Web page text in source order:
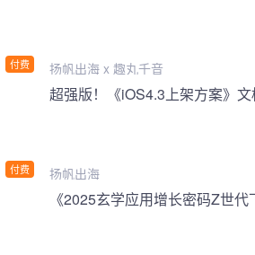
付费 扬帆出海 x 趣丸千音
付费 扬帆出海
《2025玄学应用增长密码Z世